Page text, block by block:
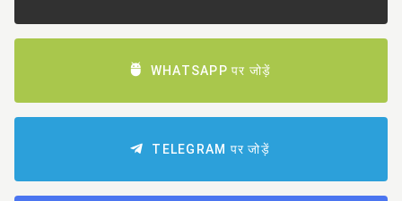
WHATSAPP पर जोड़ें
TELEGRAM पर जोड़ें